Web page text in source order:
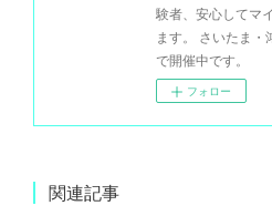
験者、安心してマ
ます。 さいたま・
で開催中です。
フォロー
関連記事